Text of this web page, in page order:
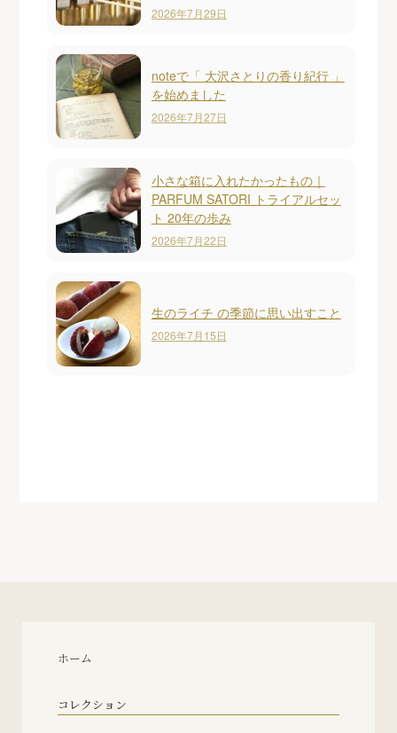
2026年7月29日
noteで「 大沢さとりの香り紀行 」
を始めました
2026年7月27日
小さな箱に入れたかったもの｜
PARFUM SATORI トライアルセッ
ト 20年の歩み
2026年7月22日
生のライチ の季節に思い出すこと
2026年7月15日
ホーム
コレクション